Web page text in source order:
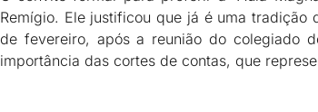
Remígio. Ele justificou que já é uma
de fevereiro, após a reunião do colegiado
importância das cortes de contas, que